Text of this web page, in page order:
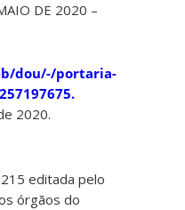
DE 2020 –
dou/-/portaria-
2020.
editada pelo
órgãos do